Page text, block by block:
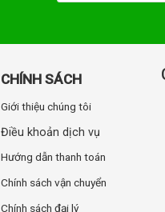
CHÍNH SÁCH
Giới thiệu chúng tôi
Điều khoản dịch vụ
Hướng dẫn thanh toán
Chính sách vận chuyển
Chính sách đại lý